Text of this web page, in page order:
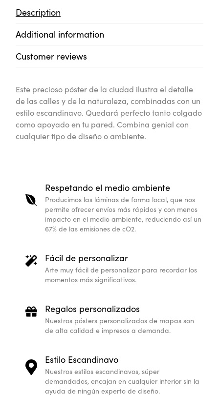
Description
Additional information
Customer reviews
Este precioso póster de la ciudad ilustra el detalle
de las calles y de la naturaleza, combinadas con un
estilo escandinavo. Quedará perfecto tanto colgado
como apoyado en tu pared. Combina genial con
cualquier tipo de diseño o ambiente.
Respetando el medio ambiente
Producimos las láminas de forma local, que nos
permite ofrecer envíos más rápidos y con menos
impacto en el medio ambiente, reduciendo así un
67% de las emisiones de cO2.
Fácil de personalizar
Arte muy fácil de personalizar para recordar los
momentos más significativos.
Regalos personalizados
Nuestros pósters personalizados de mapas son
de alta calidad e impresos a demanda.
Estilo Escandinavo
Nuestros estilos escandinavos, súper
demandados, encajan en cualquier interior sin la
ayuda de ningún experto de diseño.